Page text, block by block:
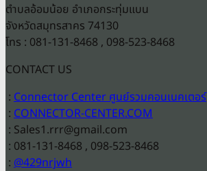
ตำบลอ้อมน้อย อำเภอกระทุ่มแบน
จังหวัดสมุทรสาคร 74130
โทร : 081-131-8468 , 098-523-8468
CONTACT US
: Connector Center ศูนย์รวมคอนเนคเตอร์
: CONNECTOR-CENTER.COM
: Sales1.rrr@gmail.com
: 081-131-8468 , 098-523-8468
: @429nrjwh